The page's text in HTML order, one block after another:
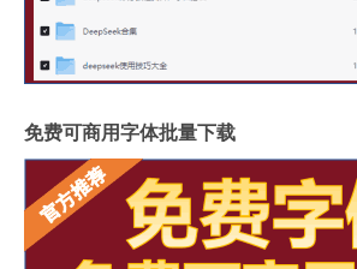
免费可商用字体批量下载